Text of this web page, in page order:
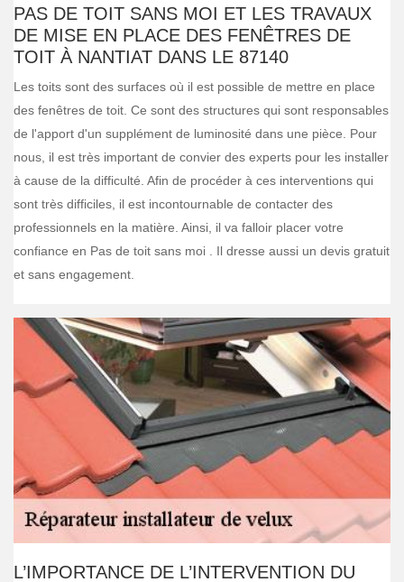
PAS DE TOIT SANS MOI ET LES TRAVAUX
DE MISE EN PLACE DES FENÊTRES DE
TOIT À NANTIAT DANS LE 87140
Les toits sont des surfaces où il est possible de mettre en place
des fenêtres de toit. Ce sont des structures qui sont responsables
de l'apport d'un supplément de luminosité dans une pièce. Pour
nous, il est très important de convier des experts pour les installer
à cause de la difficulté. Afin de procéder à ces interventions qui
sont très difficiles, il est incontournable de contacter des
professionnels en la matière. Ainsi, il va falloir placer votre
confiance en Pas de toit sans moi . Il dresse aussi un devis gratuit
et sans engagement.
L’IMPORTANCE DE L’INTERVENTION DU